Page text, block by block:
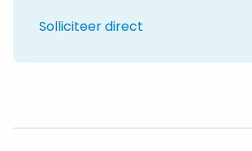
Solliciteer direct